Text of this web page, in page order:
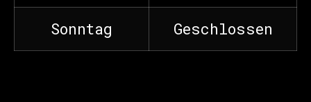
Sonntag Geschlossen